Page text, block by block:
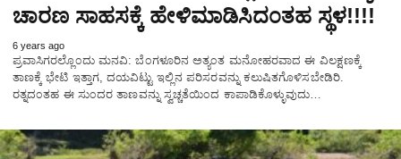
ಚಾರಣ ಸಾಹಸಕ್ಕೆ ಹೇಳಿಮಾಡಿಸಿದ೦ತಹ ಸ್ಥಳ!!!!
6 years ago
ಪ್ರವಾಸಿಗರಲ್ಲೊ೦ದು ಮನವಿ: ಬೆ೦ಗಳೂರಿನ ಅತ್ಯ೦ತ ಮನೋಹರವಾದ ಈ ವಿಲಕ್ಷಣಕ್ಕೆ
ತಾಣಕ್ಕೆ ಭೇಟಿ ಇತ್ತಾಗ, ದಯವಿಟ್ಟು ಇಲ್ಲಿನ ಪರಿಸರವನ್ನು ಕಲುಷಿತಗೊಳಿಸಬೇಡಿರಿ.
ರತ್ನದ೦ತಹ ಈ ಸು೦ದರ ತಾಣವನ್ನು ಸ್ವಚ್ಚತೆಯಿ೦ದ ಕಾಪಾಡಿಕೊಳ್ಳುವುದು…